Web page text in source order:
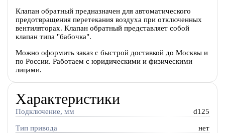
Клапан обратный предназначен для автоматического
предотвращения перетекания воздуха при отключенных
вентиляторах. Клапан обратный представляет собой
клапан типа "бабочка".
Можно оформить заказ с быстрой доставкой до Москвы и
по России. Работаем с юридическими и физическими
лицами.
Характеристики
Подключение, мм d125
Тип привода нет